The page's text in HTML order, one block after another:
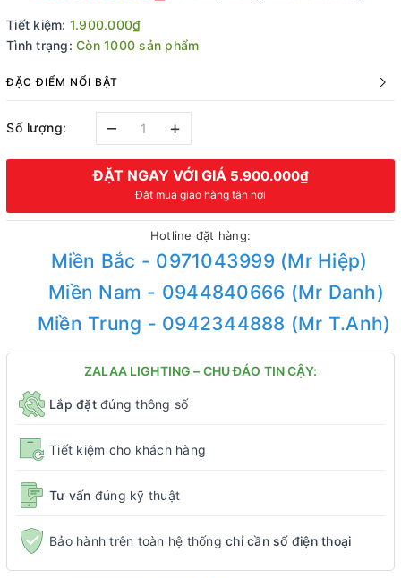
Tiết kiệm: 1.900.000₫
Tình trạng: Còn 1000 sản phẩm
ĐẶC ĐIỂM NỔI BẬT
Số lượng: – +
ĐẶT NGAY VỚI GIÁ 5.900.000₫
Đặt mua giao hàng tận nơi
Hotline đặt hàng:
Miền Bắc - 0971043999 (Mr Hiệp)
Miền Nam - 0944840666 (Mr Danh)
Miền Trung - 0942344888 (Mr T.Anh)
ZALAA LIGHTING – CHU ĐÁO TIN CẬY:
Lắp đặtđúng thông số
Tiết kiệm cho khách hàng
Tư vấn đúng kỹ thuật
Bảo hành trên toàn hệ thống chỉ cần số điện thoại